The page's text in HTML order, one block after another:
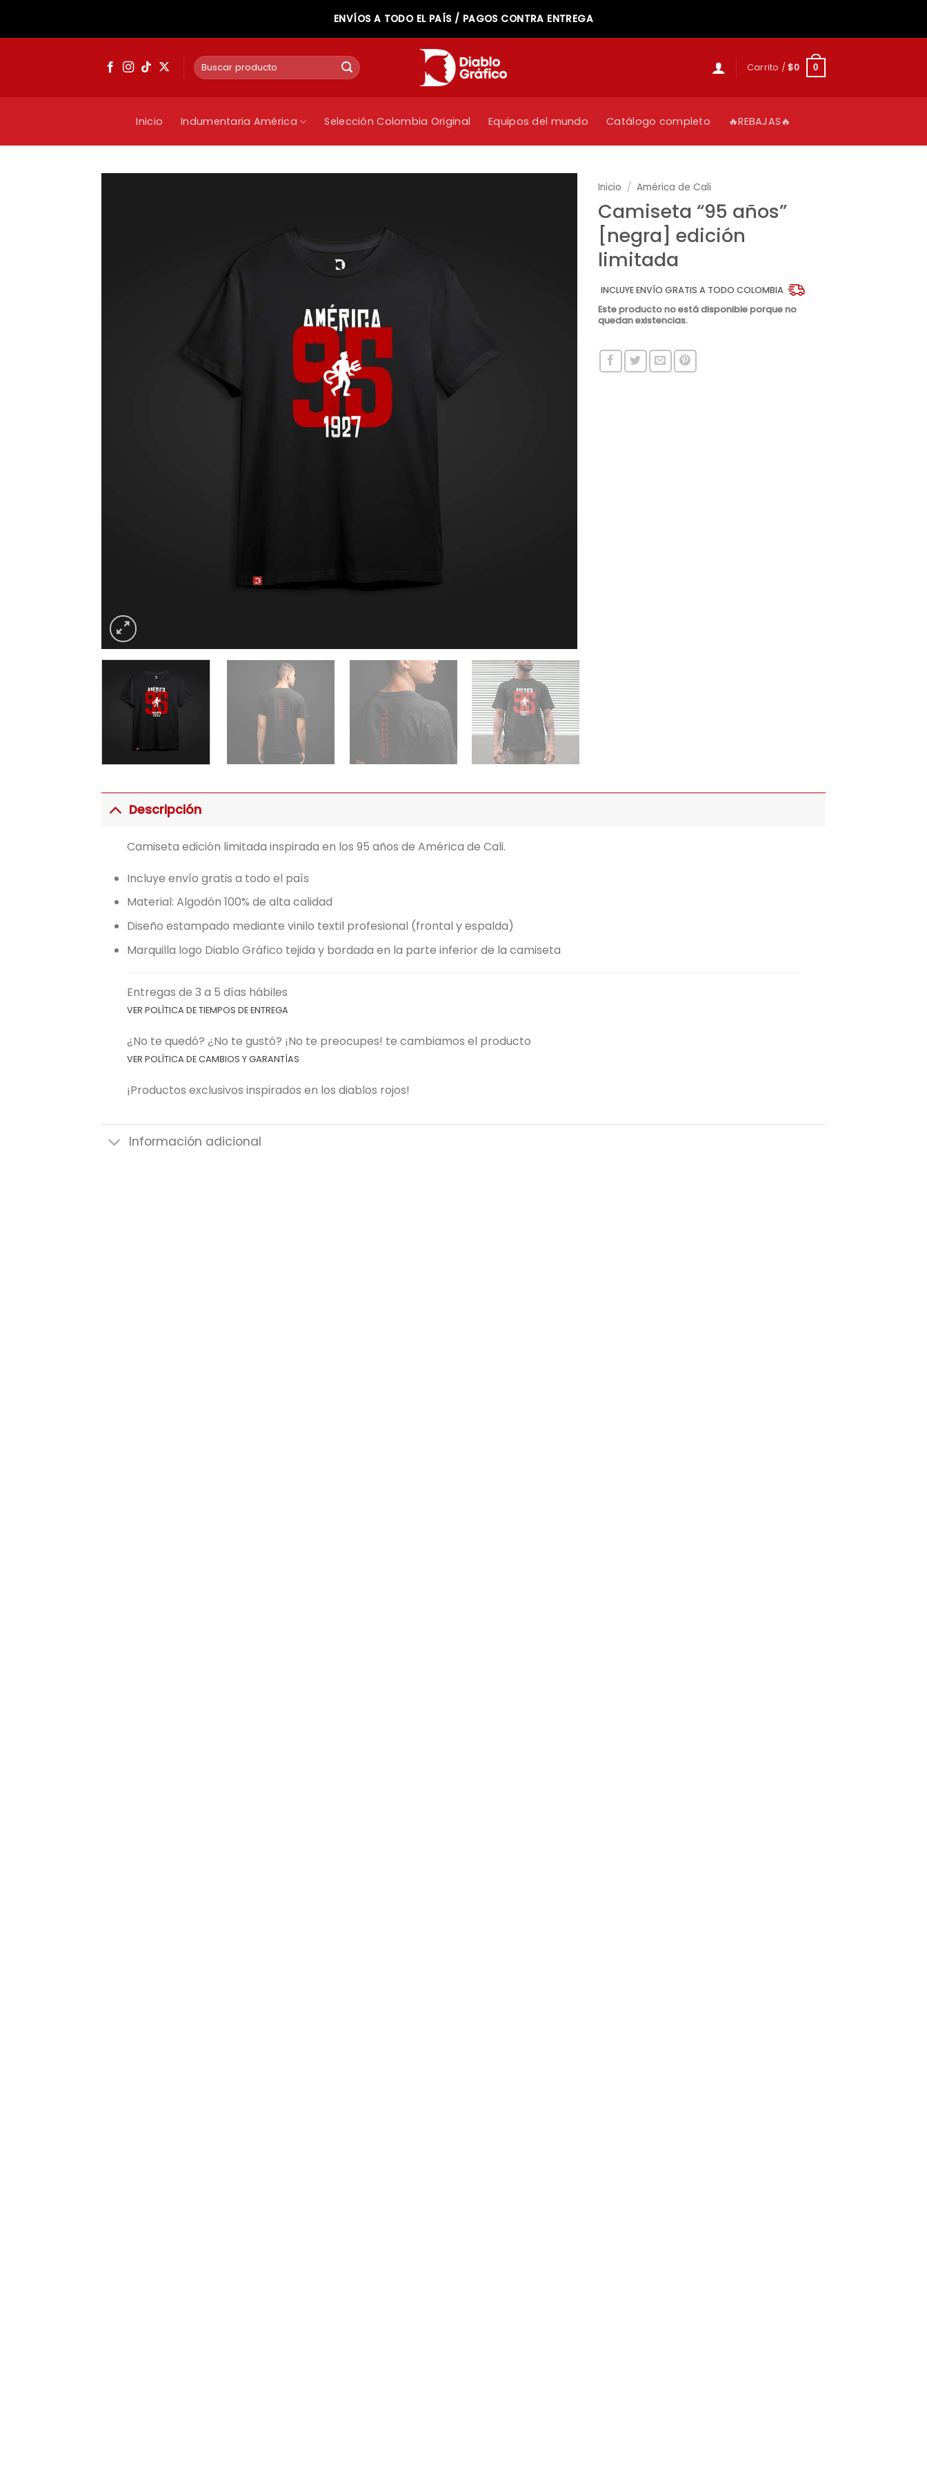
contenido
ENVÍOS A TODO EL PAÍS / PAGOS CONTRA ENTREGA
Buscar
por:
Carrito /$0 0
Inicio Indumentaria América Selección Colombia Original Equipos del mundo Catálogo completo 🔥REBAJAS🔥
Inicio / América de Cali
Camiseta “95 años”
[negra] edición
limitada
INCLUYE ENVÍO GRATIS A TODO COLOMBIA
Este producto no está disponible porque no
quedan existencias.
Descripción
Camiseta edición limitada inspirada en los 95 años de América de Cali.
Incluye envío gratis a todo el país
Material: Algodón 100% de alta calidad
Diseño estampado mediante vinilo textil profesional (frontal y espalda)
Marquilla logo Diablo Gráfico tejida y bordada en la parte inferior de la camiseta
Entregas de 3 a 5 días hábiles
VER POLÍTICA DE TIEMPOS DE ENTREGA
¿No te quedó? ¿No te gustó? ¡No te preocupes! te cambiamos el producto
VER POLÍTICA DE CAMBIOS Y GARANTÍAS
¡Productos exclusivos inspirados en los diablos rojos!
Información adicional